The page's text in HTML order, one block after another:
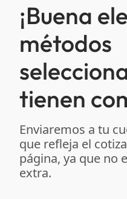
¡Buena
métodos
tienen
Enviaremos a tu
que refleja el
página, ya que no
extra.